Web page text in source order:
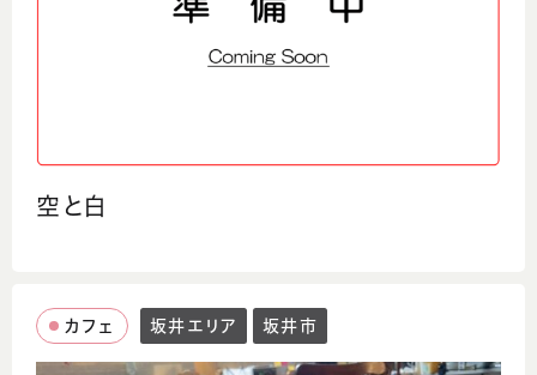
空と白
カフェ 坂井エリア 坂井市